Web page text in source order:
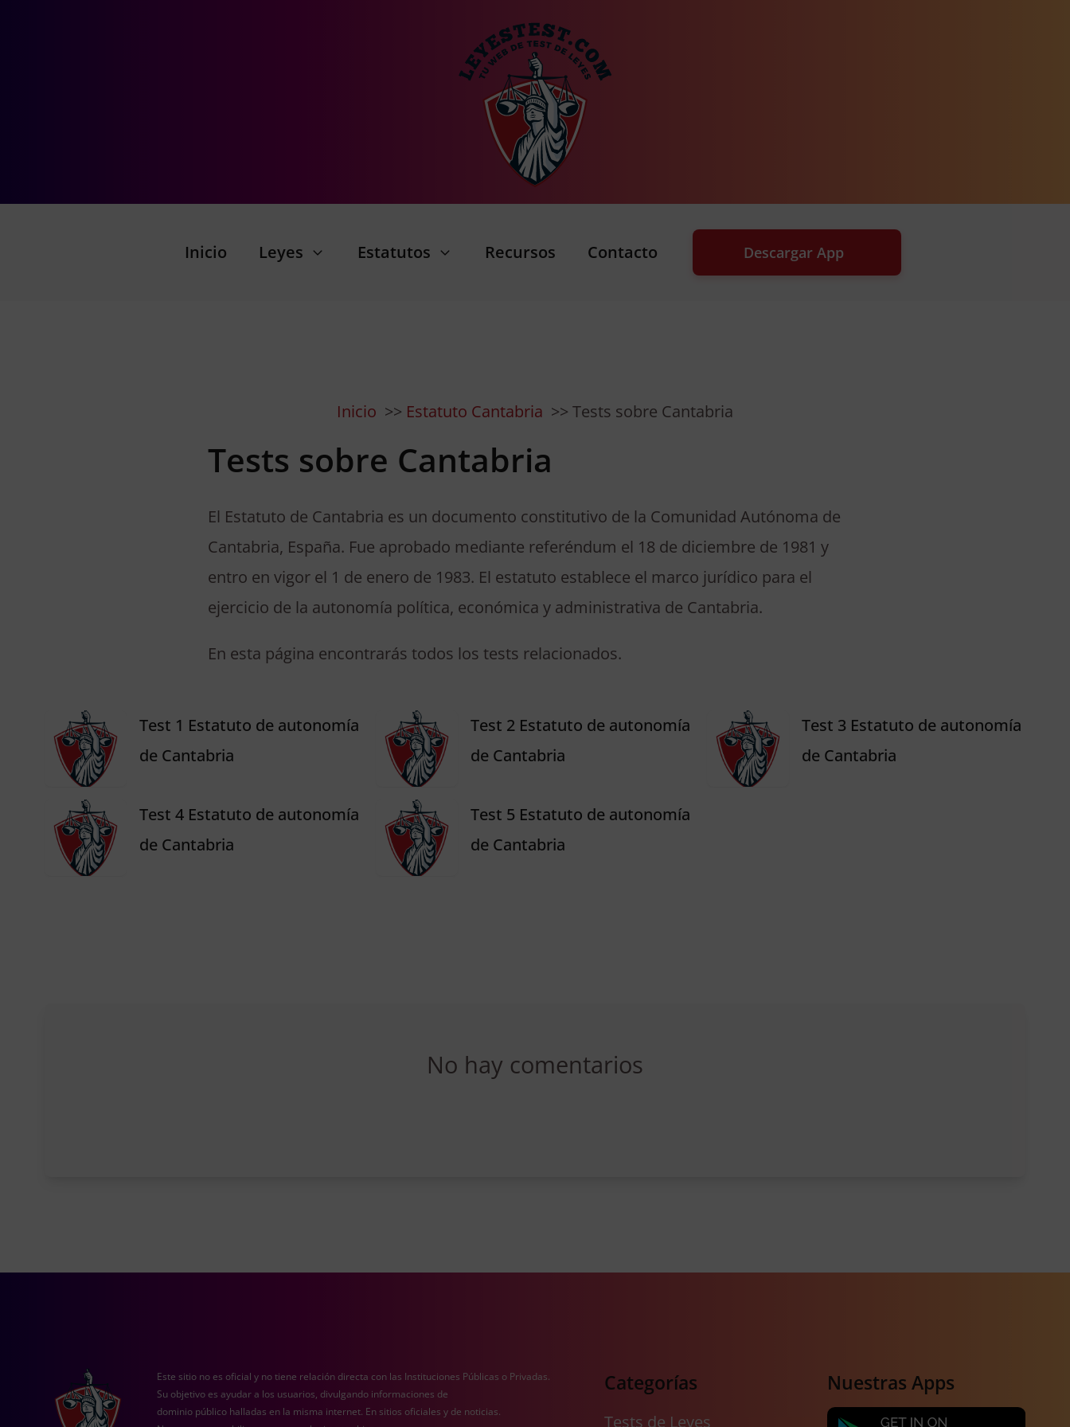
Inicio Leyes Estatutos Recursos Contacto Descargar App
Inicio Estatuto Cantabria Tests sobre Cantabria
Tests sobre Cantabria
El Estatuto de Cantabria es un documento constitutivo de la Comunidad Autónoma de
Cantabria, España. Fue aprobado mediante referéndum el 18 de diciembre de 1981 y
entro en vigor el 1 de enero de 1983. El estatuto establece el marco jurídico para el
ejercicio de la autonomía política, económica y administrativa de Cantabria.
En esta página encontrarás todos los tests relacionados.
Test 1 Estatuto de autonomía
de Cantabria
Test 2 Estatuto de autonomía
de Cantabria
Test 3 Estatuto de autonomía
de Cantabria
Test 4 Estatuto de autonomía
de Cantabria
Test 5 Estatuto de autonomía
de Cantabria
No hay comentarios
Este sitio no es oficial y no tiene relación directa con las Instituciones Públicas o Privadas.
Su objetivo es ayudar a los usuarios, divulgando informaciones de
dominio público halladas en la misma internet. En sitios oficiales y de noticias.
Categorías
Tests de Leyes
Nuestras Apps